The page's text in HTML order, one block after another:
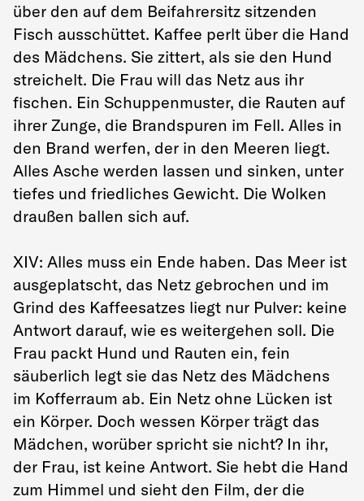
über den auf dem Beifahrersitz sitzenden
Fisch ausschüttet. Kaffee perlt über die Hand
des Mädchens. Sie zittert, als sie den Hund
streichelt. Die Frau will das Netz aus ihr
fischen. Ein Schuppenmuster, die Rauten auf
ihrer Zunge, die Brandspuren im Fell. Alles in
den Brand werfen, der in den Meeren liegt.
Alles Asche werden lassen und sinken, unter
tiefes und friedliches Gewicht. Die Wolken
draußen ballen sich auf.
XIV: Alles muss ein Ende haben. Das Meer ist
ausgeplatscht, das Netz gebrochen und im
Grind des Kaffeesatzes liegt nur Pulver: keine
Antwort darauf, wie es weitergehen soll. Die
Frau packt Hund und Rauten ein, fein
säuberlich legt sie das Netz des Mädchens
im Kofferraum ab. Ein Netz ohne Lücken ist
ein Körper. Doch wessen Körper trägt das
Mädchen, worüber spricht sie nicht? In ihr,
der Frau, ist keine Antwort. Sie hebt die Hand
zum Himmel und sieht den Film, der die